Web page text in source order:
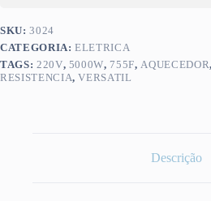
SKU:3024
CATEGORIA:ELETRICA
TAGS: 220V, 5000W, 755F,AQUECEDOR
RESISTENCIA,VERSATIL
Descrição